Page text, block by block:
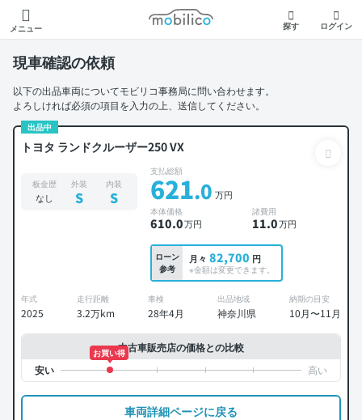
メニュー
モビリコ
探す ログイン
現車確認の依頼
以下の出品車両についてモビリコ事務局に問い合わせます。
よろしければ必須の項目を入力の上、送信してください。
出品中
トヨタ ランドクルーザー250 VX
板金歴
なし
外装
S
内装
S
支払総額
621.0 万円
本体価格
610.0万円
諸費用
11.0万円
ローン
参考
月々 82,700 円
※金額は変更できます。
年式
2025
走行距離
3.2万km
車検
28年4月
出品地域
神奈川県
納期の目安
10月〜11月
中古車販売店の価格との比較
お買い得
車両詳細ページに戻る